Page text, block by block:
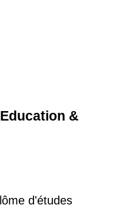
&
d'études